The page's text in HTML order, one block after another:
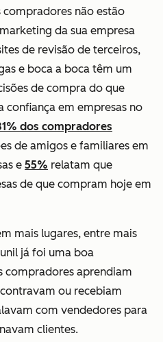
compradores não estão
da sua empresa
de revisão de terceiros,
e boca a boca têm um
de compra do que
confiança em empresas no
dos compradores
de amigos e familiares em
e 55% relatam que
de que compram hoje em
mais lugares, entre mais
já foi uma boa
compradores aprendiam
ou recebiam
com vendedores para
clientes.